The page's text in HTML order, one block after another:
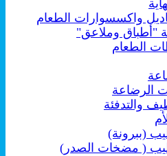
واكسسوارات الطعام
"أطباق وملاعق"
الطعام
الرضاعة
والتدفئة
(ببرونة)
( مضخات الصدر)